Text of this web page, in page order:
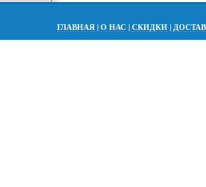
ГЛАВНАЯ | О НАС | СКИДКИ |